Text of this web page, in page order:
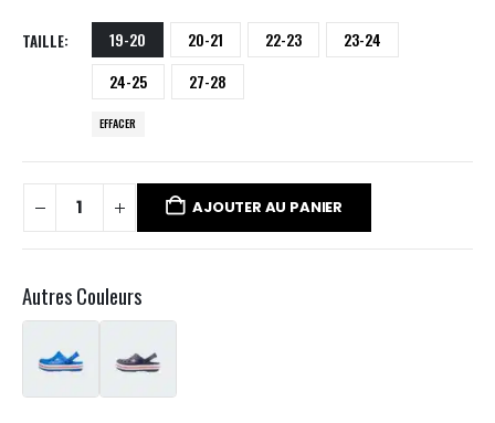
TAILLE 19-20 20-21 22-23
23-24
24-25
27-28
EFFACER
AJOUTER AU PANIER
Autres Couleurs